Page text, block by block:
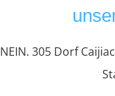
NEIN. 305 Dorf